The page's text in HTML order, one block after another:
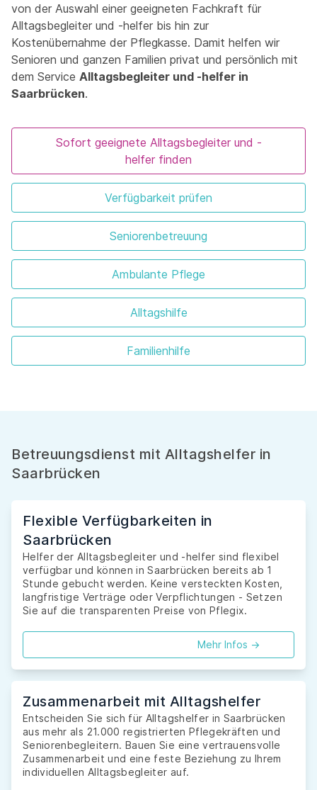
von der Auswahl einer geeigneten Fachkraft für
Alltagsbegleiter und -helfer bis hin zur
Kostenübernahme der Pflegkasse. Damit helfen wir
Senioren und ganzen Familien privat und persönlich mit
dem Service Alltagsbegleiter und -helfer in
Saarbrücken.
Sofort geeignete Alltagsbegleiter und -
helfer finden
Verfügbarkeit prüfen
Seniorenbetreuung
Ambulante Pflege
Alltagshilfe
Familienhilfe
Betreuungsdienst mit Alltagshelfer in
Saarbrücken
Flexible Verfügbarkeiten in
Saarbrücken
Helfer der Alltagsbegleiter und -helfer sind flexibel
verfügbar und können in Saarbrücken bereits ab 1
Stunde gebucht werden. Keine versteckten Kosten,
langfristige Verträge oder Verpflichtungen - Setzen
Sie auf die transparenten Preise von Pflegix.
Mehr Infos ->
Zusammenarbeit mit Alltagshelfer
Entscheiden Sie sich für Alltagshelfer in Saarbrücken
aus mehr als 21.000 registrierten Pflegekräften und
Seniorenbegleitern. Bauen Sie eine vertrauensvolle
Zusammenarbeit und eine feste Beziehung zu Ihrem
individuellen Alltagsbegleiter auf.